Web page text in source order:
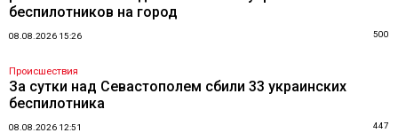
беспилотников на город
08.08.2026 15:26 500
Происшествия
За сутки над Севастополем сбили 33 украинских
беспилотника
08.08.2026 12:51 447